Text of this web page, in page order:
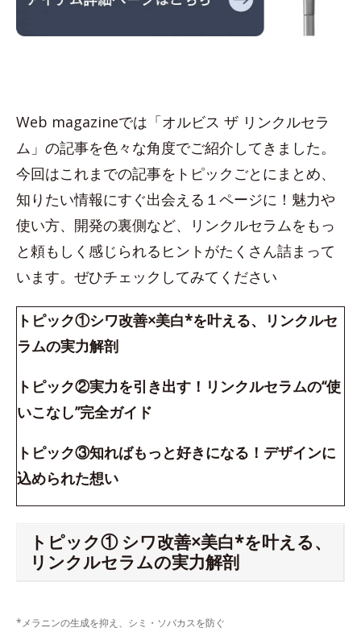
Web magazineでは「オルビス ザ リンクルセラ
ム」の記事を色々な角度でご紹介してきました。
今回はこれまでの記事をトピックごとにまとめ、
知りたい情報にすぐ出会える１ページに！魅力や
使い方、開発の裏側など、リンクルセラムをもっ
と頼もしく感じられるヒントがたくさん詰まって
います。ぜひチェックしてみてください
トピック①シワ改善×美白*を叶える、リンクルセ
ラムの実力解剖
トピック②実力を引き出す！リンクルセラムの“使
いこなし”完全ガイド
トピック③知ればもっと好きになる！デザインに
込められた想い
トピック① シワ改善×美白*を叶える、
リンクルセラムの実力解剖
*メラニンの生成を抑え、シミ・ソバカスを防ぐ